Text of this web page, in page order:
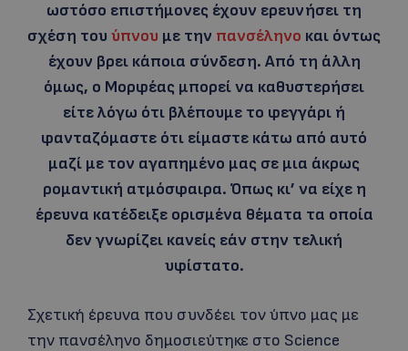
ωστόσο επιστήμονες έχουν ερευνήσει τη
σχέση του ύπνου με την πανσέληνο και όντως
έχουν βρει κάποια σύνδεση. Aπό τη άλλη
όμως, ο Μορφέας μπορεί να καθυστερήσει
είτε λόγω ότι βλέπουμε το φεγγάρι ή
φανταζόμαστε ότι είμαστε κάτω από αυτό
μαζί με τον αγαπημένο μας σε μια άκρως
ρομαντική ατμόσφαιρα. Όπως κι’ να είχε η
έρευνα κατέδειξε ορισμένα θέματα τα οποία
δεν γνωρίζει κανείς εάν στην τελική
υφίστατο.
Σχετική έρευνα που συνδέει τον ύπνο μας με
την πανσέληνο δημοσιεύτηκε στο Science